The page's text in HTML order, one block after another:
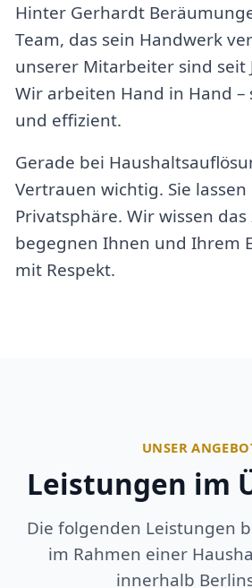
Hinter Gerhardt
Team, das sein Handwerk
unserer Mitarbeiter sind seit
Wir arbeiten Hand in Hand –
und effizient.
Gerade bei
Vertrauen wichtig. Sie
Privatsphäre. Wir wissen
begegnen Ihnen und Ihrem
mit Respekt.
UNSER
Leistungen im
Die folgenden Leistungen
im Rahmen einer
innerhalb